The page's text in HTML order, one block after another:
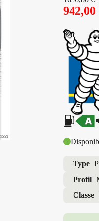
942,00
Type
Profil
Classe